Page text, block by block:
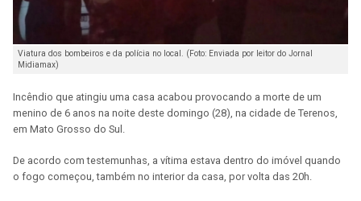
Viatura dos bombeiros e da polícia no local. (Foto: Enviada por leitor do Jornal
Midiamax)
Incêndio que atingiu uma casa acabou provocando a morte de um
menino de 6 anos na noite deste domingo (28), na cidade de Terenos,
em Mato Grosso do Sul.
De acordo com testemunhas, a vítima estava dentro do imóvel quando
o fogo começou, também no interior da casa, por volta das 20h.